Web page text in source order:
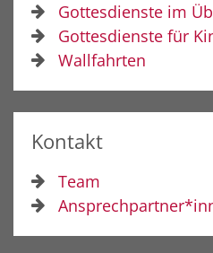
Gottesdienste im
Gottesdienste für
Wallfahrten
Kontakt
Team